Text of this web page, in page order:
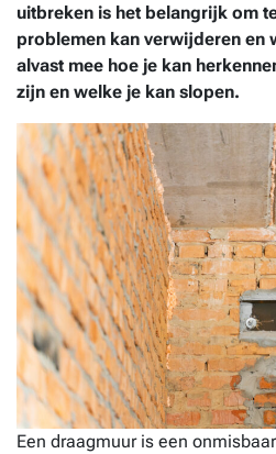
uitbreken is het belangrijk om
problemen kan verwijderen en
alvast mee hoe je kan
zijn en welke je kan slopen.
Een draagmuur is een